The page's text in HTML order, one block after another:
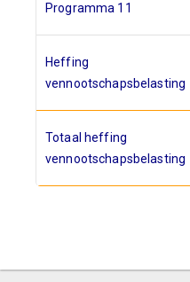
Programma 11
Heffing
vennootschapsbelasting
Totaal heffing
vennootschapsbelasting